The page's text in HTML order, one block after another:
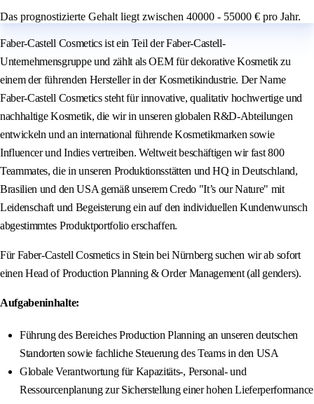
Das prognostizierte Gehalt liegt zwischen 40000 - 55000 € pro Jahr.
Faber-Castell Cosmetics ist ein Teil der Faber-Castell-
Unternehmensgruppe und zählt als OEM für dekorative Kosmetik zu
einem der führenden Hersteller in der Kosmetikindustrie. Der Name
Faber-Castell Cosmetics steht für innovative, qualitativ hochwertige und
nachhaltige Kosmetik, die wir in unseren globalen R&D-Abteilungen
entwickeln und an international führende Kosmetikmarken sowie
Influencer und Indies vertreiben. Weltweit beschäftigen wir fast 800
Teammates, die in unseren Produktionsstätten und HQ in Deutschland,
Brasilien und den USA gemäß unserem Credo "It’s our Nature" mit
Leidenschaft und Begeisterung ein auf den individuellen Kundenwunsch
abgestimmtes Produktportfolio erschaffen.
Für Faber-Castell Cosmetics in Stein bei Nürnberg suchen wir ab sofort
einen Head of Production Planning & Order Management (all genders).
Aufgabeninhalte:
Führung des Bereiches Production Planning an unseren deutschen
Standorten sowie fachliche Steuerung des Teams in den USA
Globale Verantwortung für Kapazitäts-, Personal- und
Ressourcenplanung zur Sicherstellung einer hohen Lieferperformance